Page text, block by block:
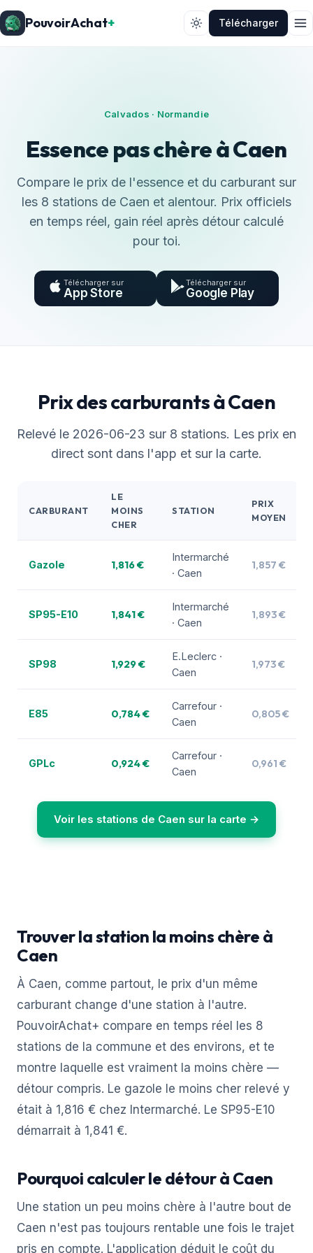
PouvoirAchat+ Télécharger
Calvados · Normandie
Essence pas chère à Caen
Compare le prix de l'essence et du carburant sur
les 8 stations de Caen et alentour. Prix officiels
en temps réel, gain réel après détour calculé
pour toi.
Télécharger sur
App Store
Télécharger sur
Google Play
Prix des carburants à Caen
Relevé le 2026-06-23 sur 8 stations. Les prix en
direct sont dans l'app et sur la carte.
CARBURANT
LE
MOINS
CHER
STATION
PRIX
MOYEN
Gazole 1,816 €
Intermarché
· Caen
1,857 €
SP95-E10 1,841 €
Intermarché
· Caen
1,893 €
SP98 1,929 €
E.Leclerc ·
Caen
1,973 €
E85 0,784 €
Carrefour ·
Caen
0,805 €
GPLc 0,924 €
Carrefour ·
Caen
0,961 €
Voir les stations de Caen sur la carte →
Trouver la station la moins chère à
Caen
À Caen, comme partout, le prix d'un même
carburant change d'une station à l'autre.
PouvoirAchat+ compare en temps réel les 8
stations de la commune et des environs, et te
montre laquelle est vraiment la moins chère —
détour compris. Le gazole le moins cher relevé y
était à 1,816 € chez Intermarché. Le SP95-E10
démarrait à 1,841 €.
Pourquoi calculer le détour à Caen
Une station un peu moins chère à l'autre bout de
Caen n'est pas toujours rentable une fois le trajet
pris en compte. L'application déduit le coût du